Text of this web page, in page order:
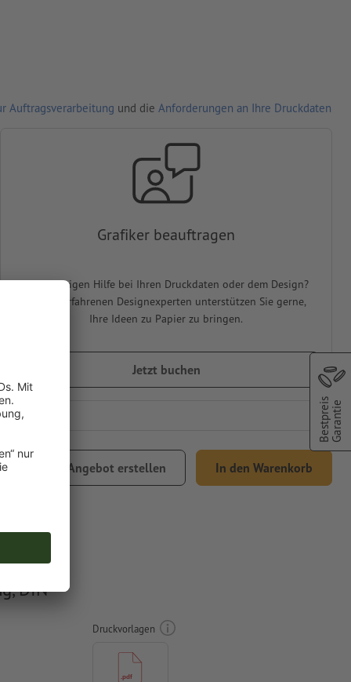
Auftragsverarbeitung und die Anforderungen an Ihre Druckdaten
Grafiker beauftragen
Sie benötigen Hilfe bei Ihren Druckdaten oder dem Design?
Unsere erfahrenen Designexperten unterstützen Sie gerne,
Ihre Ideen zu Papier zu bringen.
Jetzt buchen
Angebot erstellen In den Warenkorb
DIN
Druckvorlagen
BestpreisGarantie